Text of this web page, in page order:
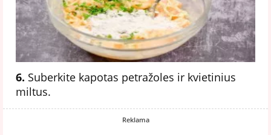
6. Suberkite kapotas petražoles ir kvietinius
miltus.
Reklama